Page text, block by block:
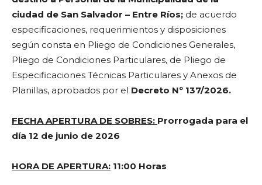
ciudad de San Salvador – Entre Ríos; de acuerdo
especificaciones, requerimientos y disposiciones
según consta en Pliego de Condiciones Generales,
Pliego de Condiciones Particulares, de Pliego de
Especificaciones Técnicas Particulares y Anexos de
Planillas, aprobados por el Decreto Nº 137/2026.
FECHA APERTURA DE SOBRES: Prorrogada para el
día 12 de junio de 2026
HORA DE APERTURA: 11:00 Horas